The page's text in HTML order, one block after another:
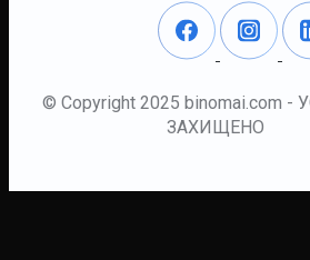
© Copyright 2025 binomai.com -
ЗАХИЩЕНО